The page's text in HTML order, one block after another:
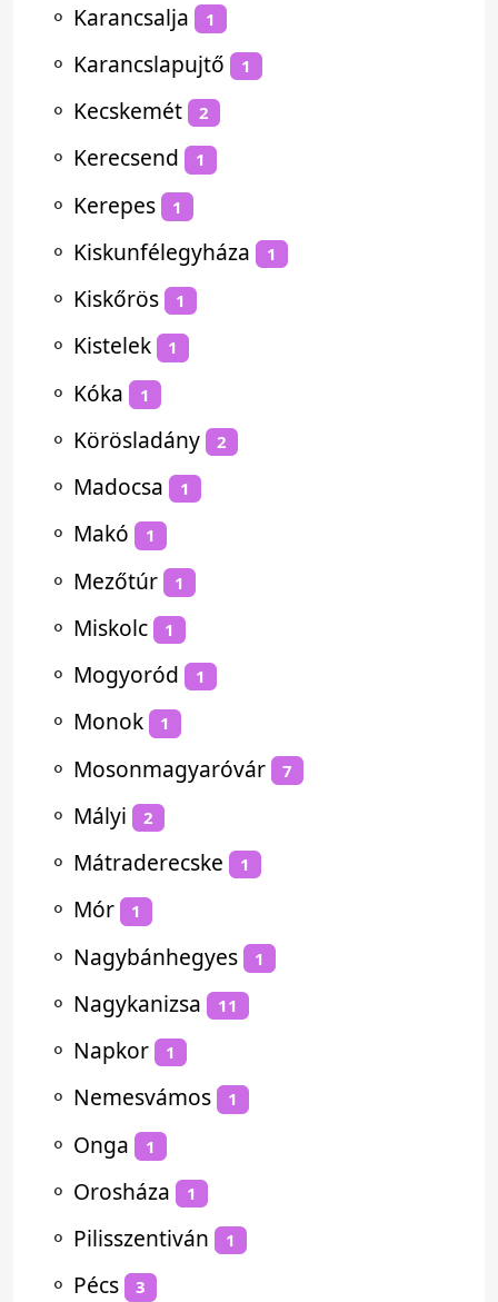
⚬ Karancsalja 1
⚬ Karancslapujtő 1
⚬ Kecskemét 2
⚬ Kerecsend 1
⚬ Kerepes 1
⚬ Kiskunfélegyháza 1
⚬ Kiskőrös 1
⚬ Kistelek 1
⚬ Kóka 1
⚬ Körösladány 2
⚬ Madocsa 1
⚬ Makó 1
⚬ Mezőtúr 1
⚬ Miskolc 1
⚬ Mogyoród 1
⚬ Monok 1
⚬ Mosonmagyaróvár 7
⚬ Mályi 2
⚬ Mátraderecske 1
⚬ Mór 1
⚬ Nagybánhegyes 1
⚬ Nagykanizsa 11
⚬ Napkor 1
⚬ Nemesvámos 1
⚬ Onga 1
⚬ Orosháza 1
⚬ Pilisszentiván 1
⚬ Pécs 3